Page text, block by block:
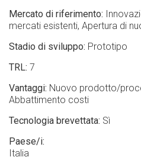
Mercato di riferimento
mercati esistenti Apertura di
Stadio di sviluppo Prototipo
TRL 7
Vantaggi Nuovo prodotto/
Abbattimento costi
Tecnologia brevettata Sì
Paese/i
Italia